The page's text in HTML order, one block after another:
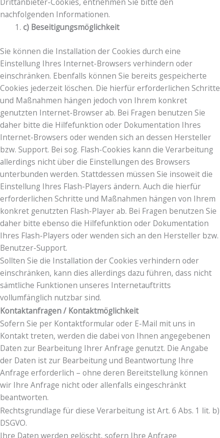
nachfolgenden Informationen.
c) Beseitigungsmöglichkeit
Sie können die Installation der Cookies durch eine
Einstellung Ihres Internet-Browsers verhindern oder
einschränken. Ebenfalls können Sie bereits gespeicherte
Cookies jederzeit löschen. Die hierfür erforderlichen Schritte
und Maßnahmen hängen jedoch von Ihrem konkret
genutzten Internet-Browser ab. Bei Fragen benutzen Sie
daher bitte die Hilfefunktion oder Dokumentation Ihres
Internet-Browsers oder wenden sich an dessen Hersteller
bzw. Support. Bei sog. Flash-Cookies kann die Verarbeitung
allerdings nicht über die Einstellungen des Browsers
unterbunden werden. Stattdessen müssen Sie insoweit die
Einstellung Ihres Flash-Players ändern. Auch die hierfür
erforderlichen Schritte und Maßnahmen hängen von Ihrem
konkret genutzten Flash-Player ab. Bei Fragen benutzen Sie
daher bitte ebenso die Hilfefunktion oder Dokumentation
Ihres Flash-Players oder wenden sich an den Hersteller bzw.
Benutzer-Support.
Sollten Sie die Installation der Cookies verhindern oder
einschränken, kann dies allerdings dazu führen, dass nicht
sämtliche Funktionen unseres Internetauftritts
vollumfänglich nutzbar sind.
Kontaktanfragen / Kontaktmöglichkeit
Sofern Sie per Kontaktformular oder E-Mail mit uns in
Kontakt treten, werden die dabei von Ihnen angegebenen
Daten zur Bearbeitung Ihrer Anfrage genutzt. Die Angabe
der Daten ist zur Bearbeitung und Beantwortung Ihre
Anfrage erforderlich – ohne deren Bereitstellung können
wir Ihre Anfrage nicht oder allenfalls eingeschränkt
beantworten.
Rechtsgrundlage für diese Verarbeitung ist Art. 6 Abs. 1 lit. b)
DSGVO.
Ihre Daten werden gelöscht, sofern Ihre Anfrage